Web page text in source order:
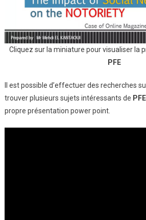
Cliquez sur la miniature pour visualiser la
PFE
Il est possible d’effectuer des recherches
trouver plusieurs sujets intéressants de PFE
propre présentation power point.